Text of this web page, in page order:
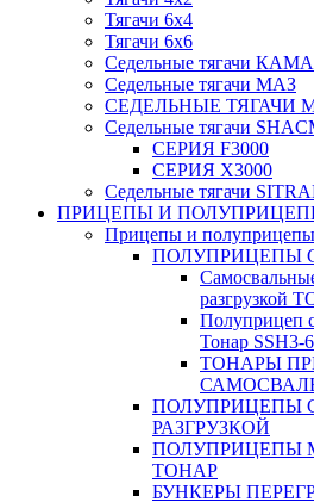
Тягачи 6x4
Тягачи 6x6
Седельные тягачи
Седельные тягачи МАЗ
СЕДЕЛЬНЫЕ ТЯГАЧИ
Седельные тягачи
СЕРИЯ F3000
СЕРИЯ X3000
Седельные тягачи
ПРИЦЕПЫ И
Прицепы и
ПОЛУПРИЦЕПЫ
разгрузкой
Полуприцеп
Тонар SSH3-
ТОНАРЫ
ПОЛУПРИЦЕПЫ
РАЗГРУЗКОЙ
ПОЛУПРИЦЕПЫ
ТОНАР
БУНКЕРЫ